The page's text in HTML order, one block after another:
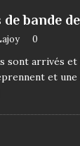
bande
0
sont arrivés et
et une